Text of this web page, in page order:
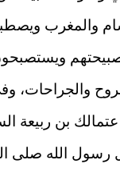
والمغرب
والجراحات،
بن ربيعة
رسول الله صلى